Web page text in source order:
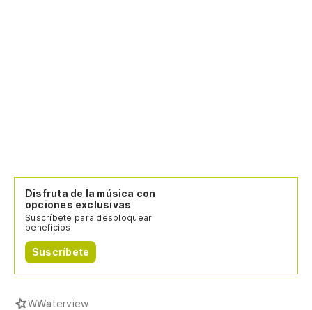
Disfruta de la música con
opciones exclusivas
Suscríbete para desbloquear
beneficios.
Suscríbete
WWaterview